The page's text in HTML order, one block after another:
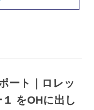
ート｜ロレッ
をOHに出し